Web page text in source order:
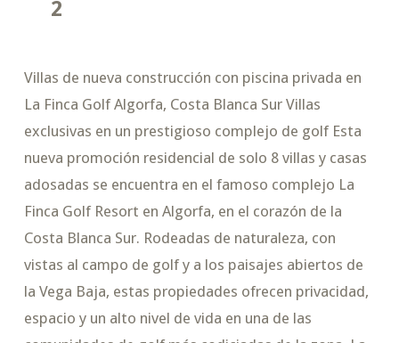
2
Villas de nueva construcción con piscina privada en
La Finca Golf Algorfa, Costa Blanca Sur Villas
exclusivas en un prestigioso complejo de golf Esta
nueva promoción residencial de solo 8 villas y casas
adosadas se encuentra en el famoso complejo La
Finca Golf Resort en Algorfa, en el corazón de la
Costa Blanca Sur. Rodeadas de naturaleza, con
vistas al campo de golf y a los paisajes abiertos de
la Vega Baja, estas propiedades ofrecen privacidad,
espacio y un alto nivel de vida en una de las